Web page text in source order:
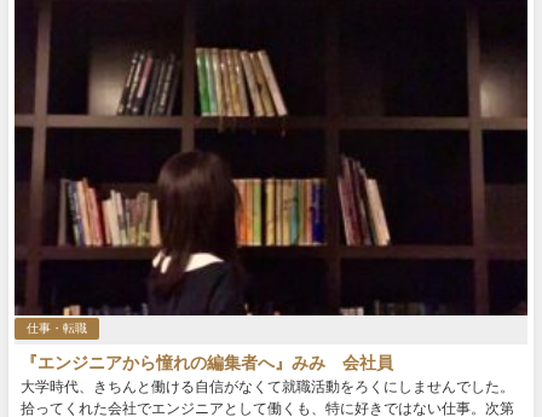
仕事・転職
『エンジニアから憧れの編集者へ』みみ 会社員
大学時代、きちんと働ける自信がなくて就職活動をろくにしませんでした。
拾ってくれた会社でエンジニアとして働くも、特に好きではない仕事。次第